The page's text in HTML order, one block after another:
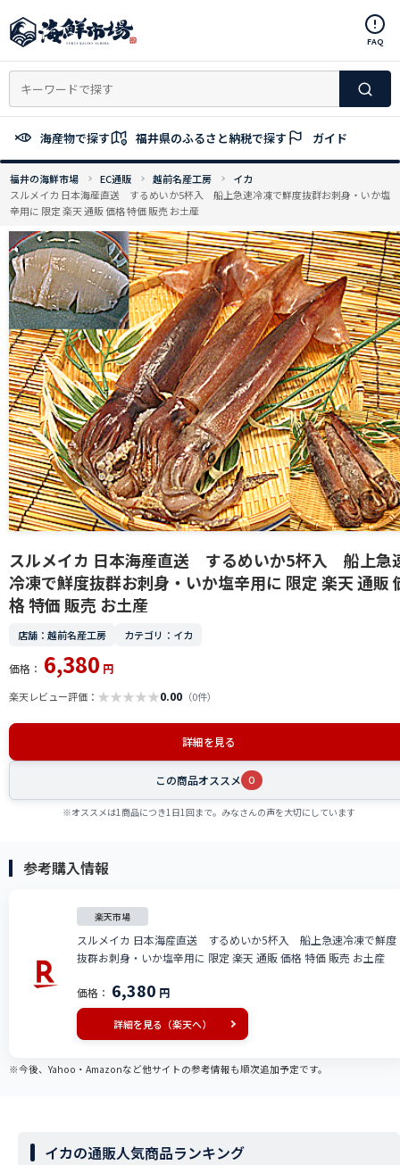
ン
ン
へ
ッ
プ
FAQ
海産物で探す 福井県のふるさと納税で探す ガイド
福井の海鮮市場 EC通販 越前名産工房
イカ
スルメイカ 日本海産直送 するめいか5杯入 船上急速冷凍で鮮度抜群お刺身・いか塩
辛用に 限定 楽天 通販 価格 特価 販売 お土産
スルメイカ 日本海産直送 するめいか5杯入 船上急
冷凍で鮮度抜群お刺身・いか塩辛用に 限定 楽天 通販
格 特価 販売 お土産
店舗：越前名産工房 カテゴリ：イカ
価格： 6,380 円
楽天レビュー評価： ★★★★★0.00 （0件）
詳細を見る
この商品オススメ 0
※オススメは1商品につき1日1回まで。みなさんの声を大切にしています
参考購入情報
楽天市場
スルメイカ 日本海産直送 するめいか5杯入 船上急速冷凍で鮮度
抜群お刺身・いか塩辛用に 限定 楽天 通販 価格 特価 販売 お土産
価格： 6,380 円
詳細を見る（楽天へ）
※今後、Yahoo・Amazonなど他サイトの参考情報も順次追加予定です。
イカの通販人気商品ランキング